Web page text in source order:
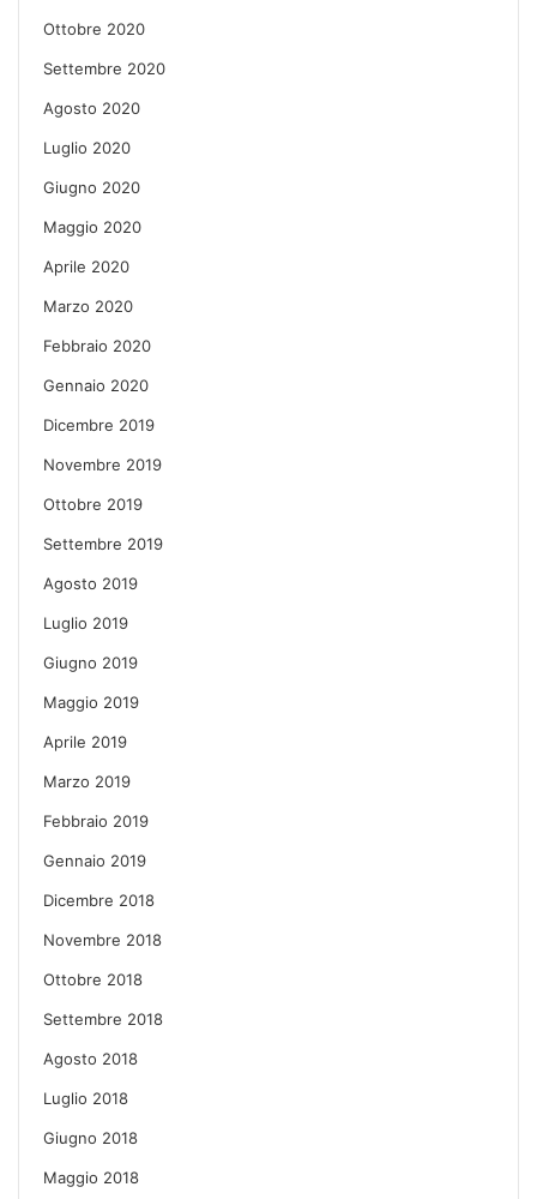
Ottobre 2020
Settembre 2020
Agosto 2020
Luglio 2020
Giugno 2020
Maggio 2020
Aprile 2020
Marzo 2020
Febbraio 2020
Gennaio 2020
Dicembre 2019
Novembre 2019
Ottobre 2019
Settembre 2019
Agosto 2019
Luglio 2019
Giugno 2019
Maggio 2019
Aprile 2019
Marzo 2019
Febbraio 2019
Gennaio 2019
Dicembre 2018
Novembre 2018
Ottobre 2018
Settembre 2018
Agosto 2018
Luglio 2018
Giugno 2018
Maggio 2018